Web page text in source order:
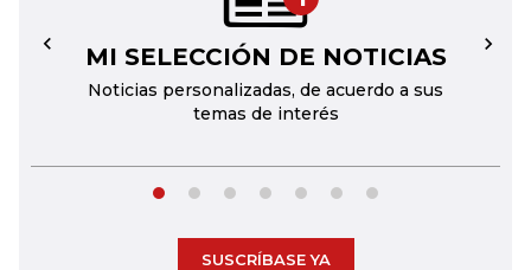
MI SELECCIÓN DE NOTICIAS
Noticias personalizadas, de acuerdo a sus
temas de interés
← →
SUSCRÍBASE YA